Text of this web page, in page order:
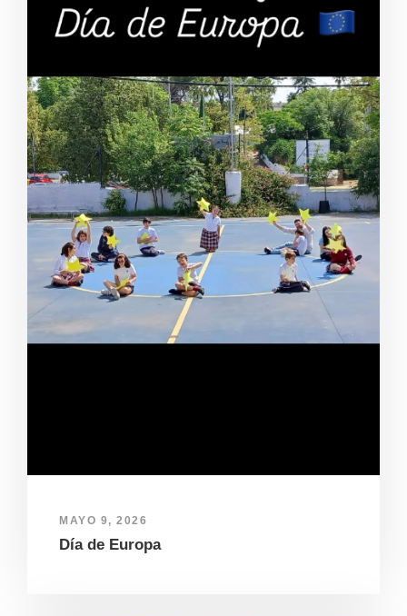
MAYO 9, 2026
Día de Europa